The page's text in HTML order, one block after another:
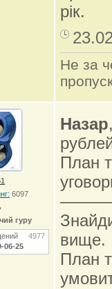
рік.
Не за
6097
гуру
4977
06-25
Назар
План
вище.
План